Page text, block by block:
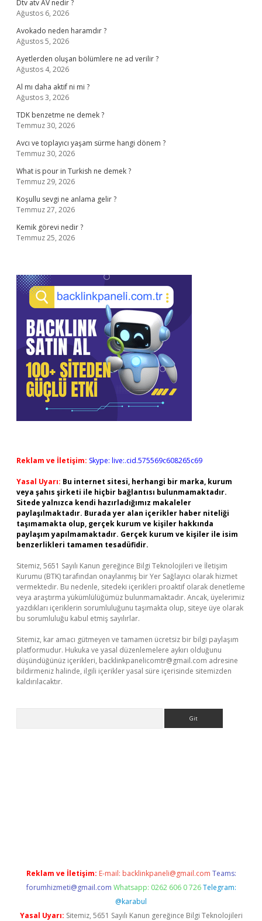
Dtv atv AV nedir ?
Ağustos 6, 2026
Avokado neden haramdır ?
Ağustos 5, 2026
Ayetlerden oluşan bölümlere ne ad verilir ?
Ağustos 4, 2026
Al mı daha aktif ni mi ?
Ağustos 3, 2026
TDK benzetme ne demek ?
Temmuz 30, 2026
Avcı ve toplayıcı yaşam sürme hangi dönem ?
Temmuz 30, 2026
What is pour in Turkish ne demek ?
Temmuz 29, 2026
Koşullu sevgi ne anlama gelir ?
Temmuz 27, 2026
Kemik görevi nedir ?
Temmuz 25, 2026
Reklam ve İletişim: Skype: live:.cid.575569c608265c69
Yasal Uyarı: Bu internet sitesi, herhangi bir marka, kurum
veya şahıs şirketi ile hiçbir bağlantısı bulunmamaktadır.
Sitede yalnızca kendi hazırladığımız makaleler
paylaşılmaktadır. Burada yer alan içerikler haber niteliği
taşımamakta olup, gerçek kurum ve kişiler hakkında
paylaşım yapılmamaktadır. Gerçek kurum ve kişiler ile isim
benzerlikleri tamamen tesadüfidir.
Sitemiz, 5651 Sayılı Kanun gereğince Bilgi Teknolojileri ve İletişim
Kurumu (BTK) tarafından onaylanmış bir Yer Sağlayıcı olarak hizmet
vermektedir. Bu nedenle, sitedeki içerikleri proaktif olarak denetleme
veya araştırma yükümlülüğümüz bulunmamaktadır. Ancak, üyelerimiz
yazdıkları içeriklerin sorumluluğunu taşımakta olup, siteye üye olarak
bu sorumluluğu kabul etmiş sayılırlar.
Sitemiz, kar amacı gütmeyen ve tamamen ücretsiz bir bilgi paylaşım
platformudur. Hukuka ve yasal düzenlemelere aykırı olduğunu
düşündüğünüz içerikleri, backlinkpanelicomtr@gmail.com adresine
bildirmeniz halinde, ilgili içerikler yasal süre içerisinde sitemizden
kaldırılacaktır.
Reklam ve İletişim: E-mail: backlinkpaneli@gmail.com Teams:
forumhizmeti@gmail.com Whatsapp: 0262 606 0 726 Telegram:
@karabul
Yasal Uyarı: Sitemiz, 5651 Sayılı Kanun gereğince Bilgi Teknolojileri